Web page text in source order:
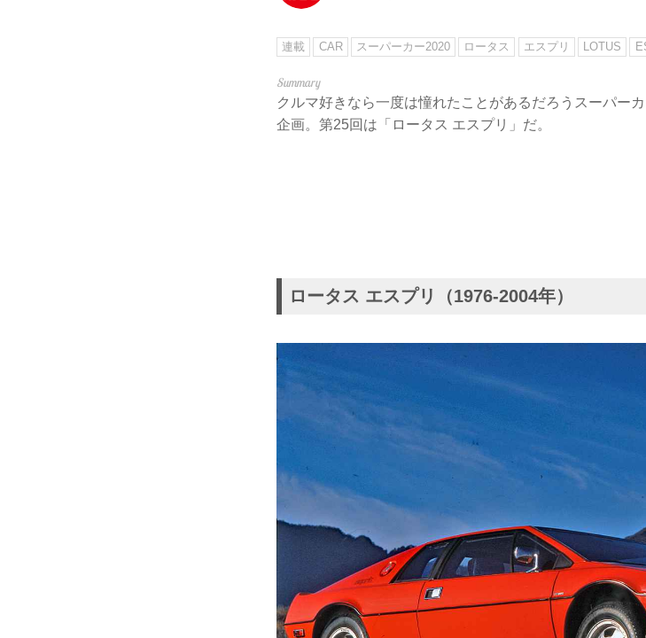
連載 CAR スーパーカー2020 ロータス エスプリ LOTUS
クルマ好きなら一度は憧れたことがあるだろうスーパー
企画。第25回は「ロータス エスプリ」だ。
ロータス エスプリ（1976-2004年）